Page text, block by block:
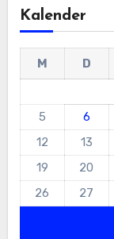
Kalender
M D
5
6
12
13
19
20
26
27